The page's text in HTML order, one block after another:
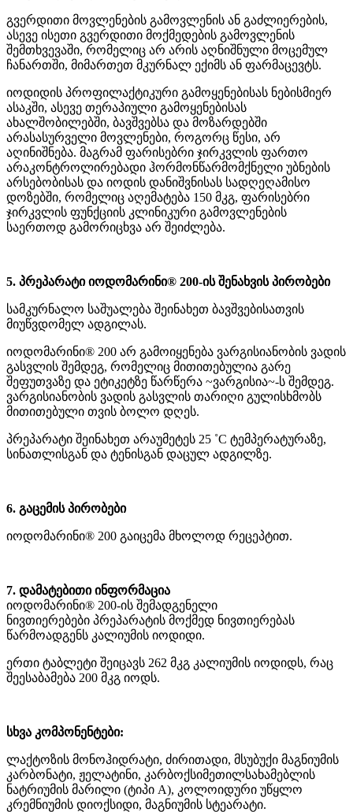
გვერდითი მოვლენების გამოვლენის ან გაძლიერების,
ასევე ისეთი გვერდითი მოქმედების გამოვლენის
შემთხვევაში, რომელიც არ არის აღნიშნული მოცემულ
ჩანართში, მიმართეთ მკურნალ ექიმს ან ფარმაცევტს.
იოდიდის პროფილაქტიკური გამოყენებისას ნებისმიერ
ასაკში, ასევე თერაპიული გამოყენებისას
ახალშობილებში, ბავშვებსა და მოზარდებში
არასასურველი მოვლენები, როგორც წესი, არ
აღინიშნება. მაგრამ ფარისებრი ჯირკვლის ფართო
არაკონტროლირებადი ჰორმონწარმომქნელი უბნების
არსებობისას და იოდის დანიშვნისას სადღეღამისო
დოზებში, რომელიც აღემატება 150 მკგ, ფარისებრი
ჯირკვლის ფუნქციის კლინიკური გამოვლენების
საერთოდ გამორიცხვა არ შეიძლება.
5. პრეპარატი იოდომარინი® 200-ის შენახვის პირობები
სამკურნალო საშუალება შეინახეთ ბავშვებისათვის
მიუწვდომელ ადგილას.
იოდომარინი® 200 არ გამოიყენება ვარგისიანობის ვადის
გასვლის შემდეგ, რომელიც მითითებულია გარე
შეფუთვაზე და ეტიკეტზე წარწერა ~ვარგისია~-ს შემდეგ.
ვარგისიანობის ვადის გასვლის თარიღი გულისხმობს
მითითებული თვის ბოლო დღეს.
პრეპარატი შეინახეთ არაუმეტეს 25 ˚C ტემპერატურაზე,
სინათლისგან და ტენისგან დაცულ ადგილზე.
6. გაცემის პირობები
იოდომარინი® 200 გაიცემა მხოლოდ რეცეპტით.
7. დამატებითი ინფორმაცია
იოდომარინი® 200-ის შემადგენელი
ნივთიერებები პრეპარატის მოქმედ ნივთიერებას
წარმოადგენს კალიუმის იოდიდი.
ერთი ტაბლეტი შეიცავს 262 მკგ კალიუმის იოდიდს, რაც
შეესაბამება 200 მკგ იოდს.
სხვა კომპონენტები:
ლაქტოზის მონოჰიდრატი, ძირითადი, მსუბუქი მაგნიუმის
კარბონატი, ჟელატინი, კარბოქსიმეთილსახამებლის
ნატრიუმის მარილი (ტიპი A), კოლოიდური უწყლო
კრემნიუმის დიოქსიდი, მაგნიუმის სტეარატი.